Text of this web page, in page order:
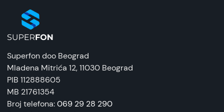
Tehnomarket
EAN:
8676424204465
Zemlja porekla:
Kina
Prava potrošača:
Superfon doo Beograd
Mladena Mitrića 12, 11030 Beograd
PIB 112888605
MB 21761354
Broj telefona:069 29 28 290